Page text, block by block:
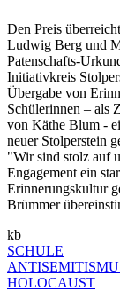
Den Preis
Ludwig Berg und
Patenschafts-
Initiativkreis
Übergabe von
Schülerinnen – als
von Käthe Blum -
neuer Stolperstein
"Wir sind stolz auf
Engagement ein
Erinnerungskultur
Brümmer
kb
SCHULE
HOLOCAUST